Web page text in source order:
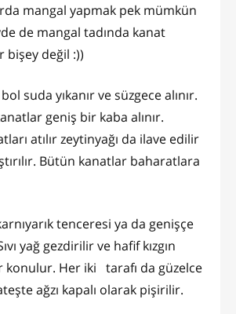
mangal yapmak pek mümkün
de mangal tadında kanat
bişey değil :))
suda yıkanır ve süzgece alınır.
geniş bir kaba alınır.
atılır zeytinyağı da ilave edilir
Bütün kanatlar baharatlara
tenceresi ya da genişçe
yağ gezdirilir ve hafif kızgın
konulur. Her iki tarafı da güzelce
ağzı kapalı olarak pişirilir.